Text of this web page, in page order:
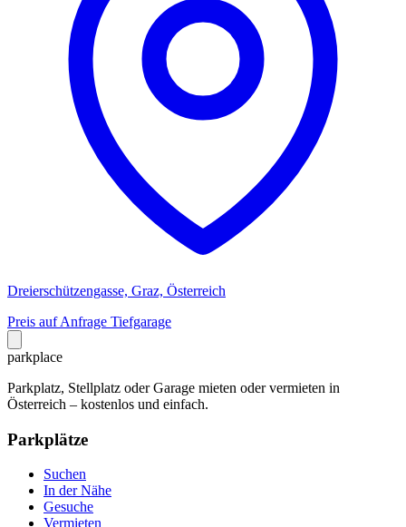
Dreierschützengasse, Graz, Österreich
Preis auf Anfrage Tiefgarage
parkplace
Parkplatz, Stellplatz oder Garage mieten oder vermieten in
Österreich – kostenlos und einfach.
Parkplätze
Suchen
In der Nähe
Gesuche
Vermieten